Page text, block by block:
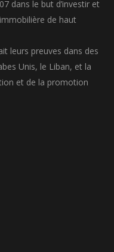
dans le but d’investir et
de haut
leurs preuves dans des
Unis, le Liban, et la
et de la promotion